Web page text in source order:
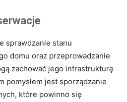
sprawdzanie stanu
domu oraz przeprowadzanie
zachować jego infrastrukturę
pomysłem jest sporządzanie
które powinno się